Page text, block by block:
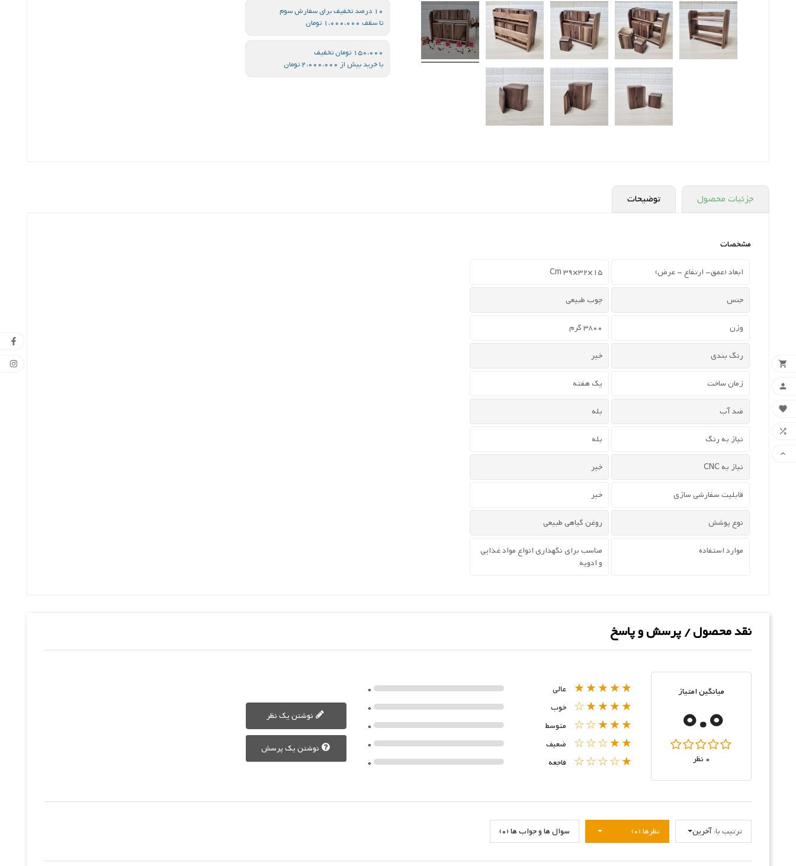
10 درصد تخفیف برای سفارش سوم
تا سقف 1،000،000 تومان
150،000 تومان تخفیف
با خرید بیش از 2،000،000 تومان
جزئیات محصول توضیحات
مشخصات
ابعاد (عمق- ارتفاع - عرض) 15×32×39 Cm
جنس چوب طبیعی
وزن 3800 گرم
رنگ بندی خیر
زمان ساخت یک هفته
ضد آب بله
نیاز به رنگ بله
نیاز به CNC خیر
قابلیت سفارشی سازی خیر
نوع پوشش روغن گیاهی طبیعی
موارد استفاده
مناسب برای نگهداری انواع مواد غذایی
و ادویه
نقد محصول / پرسش و پاسخ
میانگین امتیاز
0.0
0 نظر
★★★★★ عالی 0
★★★★☆ خوب 0
★★★☆☆ متوسط 0
★★☆☆☆ ضعیف 0
★☆☆☆☆ فاجعه 0
نوشتن یک نظر
نوشتن یک پرسش
نظرها (0) سوال ها و جواب ها (0) ترتیب با:آخرین




